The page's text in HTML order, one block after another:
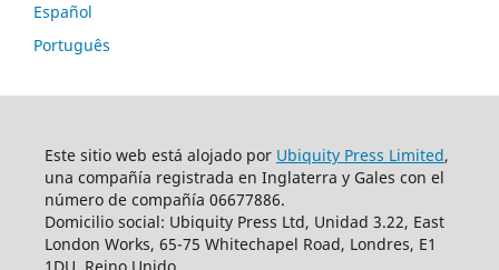
Español
Português
Este sitio web está alojado por Ubiquity Press Limited,
una compañía registrada en Inglaterra y Gales con el
número de compañía 06677886.
Domicilio social: Ubiquity Press Ltd, Unidad 3.22, East
London Works, 65-75 Whitechapel Road, Londres, E1